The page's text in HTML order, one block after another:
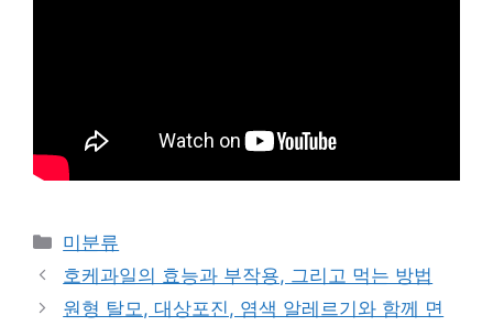
Categories
미분류
호케과일의 효능과 부작용, 그리고 먹는 방법
원형 탈모, 대상포진, 염색 알레르기와 함께 면